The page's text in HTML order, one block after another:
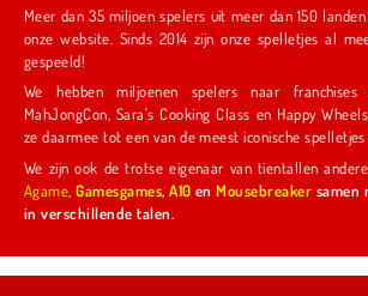
Meer dan 35 miljoen spelers uit meer dan 150
onze website. Sinds 2014 zijn onze spelletjes al
gespeeld!
We hebben miljoenen spelers naar franchises
MahJongCon, Sara's Cooking Class en Happy Wheels getrokken en hebben
We zijn ook de trotse eigenaar van tientallen
Agame ,Gamesgames,A10 enMousebreaker samen
in verschillende talen.